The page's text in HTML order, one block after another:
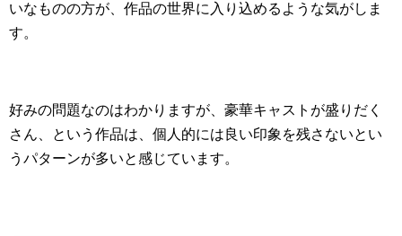
いなものの方が、作品の世界に入り込めるような気がしま
す。
好みの問題なのはわかりますが、豪華キャストが盛りだく
さん、という作品は、個人的には良い印象を残さないとい
うパターンが多いと感じています。